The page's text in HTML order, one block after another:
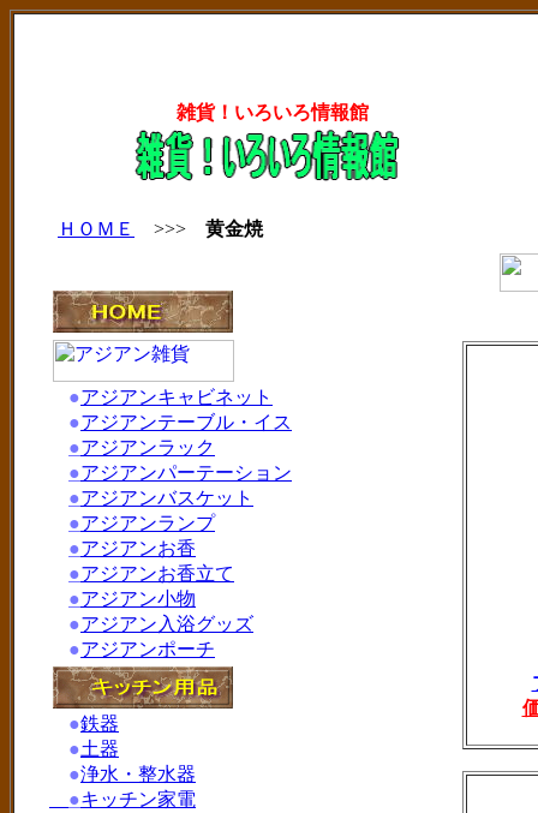
雑貨！いろいろ情報館
ＨＯＭＥ
>>> 黄金焼
●アジアンキャビネット
●アジアンテーブル・イス
●アジアンラック
●アジアンパーテーション
●アジアンバスケット
●アジアンランプ
●アジアンお香
●アジアンお香立て
●アジアン小物
●アジアン入浴グッズ
●アジアンポーチ
●鉄器
●土器
●浄水・整水器
●キッチン家電